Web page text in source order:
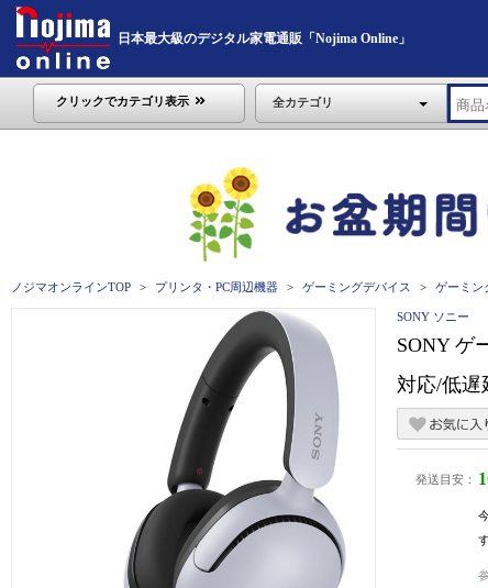
日本最大級のデジタル家電通販「Nojima Online」
クリックでカテゴリ表示 全カテゴリ
ノジマオンラインTOP プリンタ・PC周辺機器 ゲーミングデバイス ゲーミン
SONY ソニー
SONY ゲ
対応/低遅
発送目安：